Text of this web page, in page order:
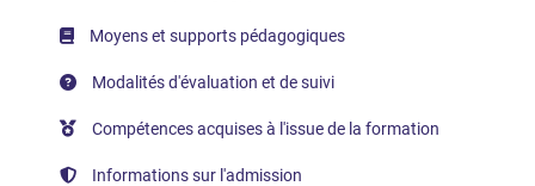
Moyens et supports pédagogiques
Modalités d'évaluation et de suivi
Compétences acquises à l'issue de la formation
Informations sur l'admission